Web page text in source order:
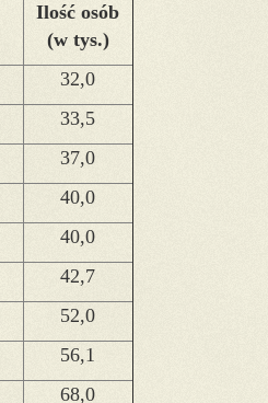
Ilość osób
(w tys.)
32,0
33,5
37,0
40,0
40,0
42,7
52,0
56,1
68,0